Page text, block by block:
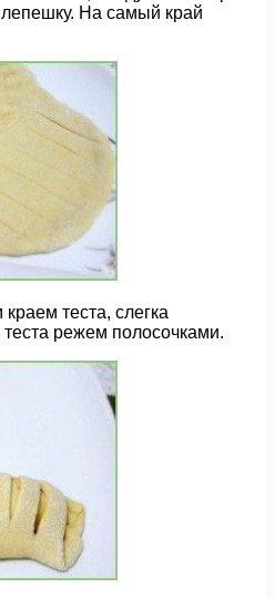
На самый край
теста, слегка
режем полосочками.